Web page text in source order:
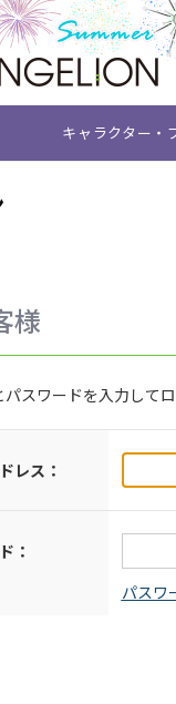
キャラクター・
様
スワードを入力して
レス：
：